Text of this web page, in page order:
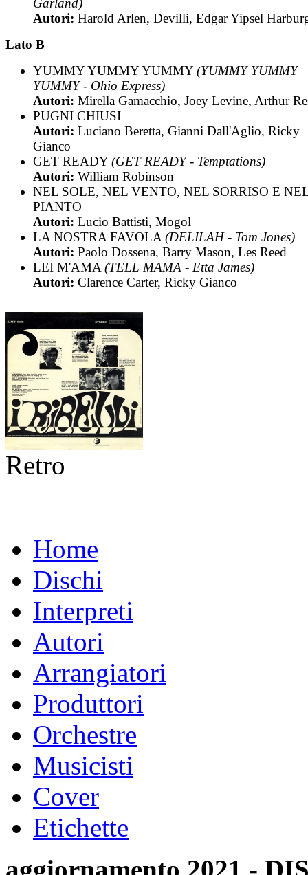
Garland)
Autori: Harold Arlen, Devilli, Edgar Yipsel
Lato B
YUMMY YUMMY YUMMY(YUMMY YUMMY
YUMMY - Ohio Express)
Autori: Mirella Gamacchio, Joey Levine, Arthur
PUGNI CHIUSI
Autori: Luciano Beretta, Gianni Dall'Aglio, Ricky
Gianco
GET READY(GET READY - Temptations)
Autori: William Robinson
NEL SOLE, NEL VENTO, NEL SORRISO E
PIANTO
Autori: Lucio Battisti, Mogol
LA NOSTRA FAVOLA(DELILAH - Tom Jones)
Autori: Paolo Dossena, Barry Mason, Les Reed
LEI M'AMA(TELL MAMA - Etta James)
Autori: Clarence Carter, Ricky Gianco
Retro
Home
Dischi
Interpreti
Autori
Arrangiatori
Produttori
Orchestre
Musicisti
Cover
Etichette
aggiornamento 2021 -